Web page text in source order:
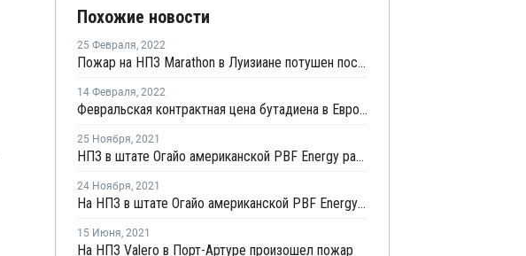
Похожие новости
25 Февраля, 2022
Пожар на НПЗ Marathon в Луизиане потушен после взрыва
14 Февраля, 2022
Февральская контрактная цена бутадиена в Европе выросла на EUR50 за тонну
25 Ноября, 2021
НПЗ в штате Огайо американской PBF Energy работает в штатном режиме, несмотря на пожар
24 Ноября, 2021
На НПЗ в штате Огайо американской PBF Energy произошел пожар
15 Июня, 2021
На НПЗ Valero в Порт-Артуре произошел пожар